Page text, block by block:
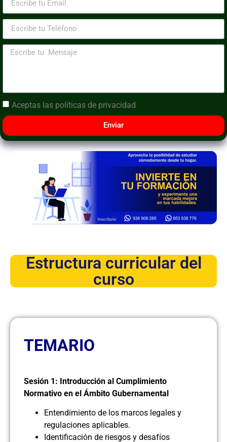
Aceptas las políticas de privacidad
Enviar
Estructura curricular del
curso
TEMARIO
Sesión 1: Introducción al Cumplimiento
Normativo en el Ámbito Gubernamental
Entendimiento de los marcos legales y
regulaciones aplicables.
Identificación de riesgos y desafíos